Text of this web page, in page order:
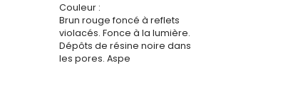
Couleur :
Brun rouge foncé à reflets
violacés. Fonce à la lumière.
Dépôts de résine noire dans
les pores. Aspe